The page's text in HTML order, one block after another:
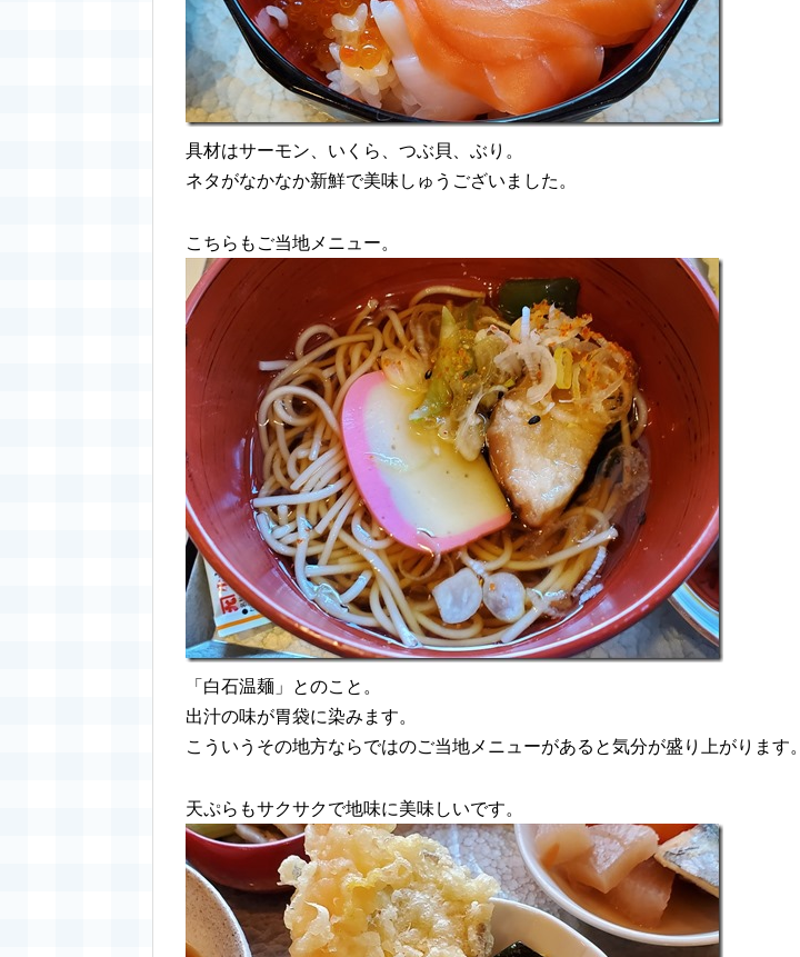
具材はサーモン、いくら、つぶ貝、ぶり。
ネタがなかなか新鮮で美味しゅうございました。
こちらもご当地メニュー。
「白石温麺」とのこと。
出汁の味が胃袋に染みます。
こういうその地方ならではのご当地メニューがあると気分が盛り上がります。
天ぷらもサクサクで地味に美味しいです。